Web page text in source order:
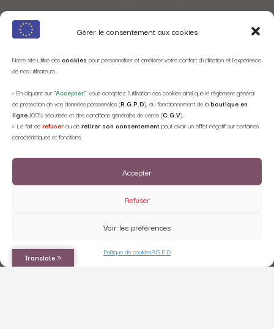
Gérer le consentement aux cookies
Notre site utilise descookies pour personnaliser et améliorer votre confort d'utilisation et l’expérience
de nos utilisateurs.
> En cliquant sur ”Accepter”, vous acceptez l’utilisation des cookies ainsi que le règlement général
de protection de vos données personnelles (R.G.P.D), du fonctionnement de laboutique en
ligne100% sécurisée et des conditions générales de vente (C.G.V).
> Le fait derefuserou deretirer son consentementpeut avoir un effet négatif sur certaines
caractéristiques et fonctions.
Accepter
Refuser
Voir les préférences
Politique de cookiesR.G.P.D
PRÉSERVEZ NOTRE PLANÈTE
recyclables, pensez au tri!
R.G.P.D
© 2021 CAMILLE MARCEL. Tous droits réservés | Designed by
Translate »